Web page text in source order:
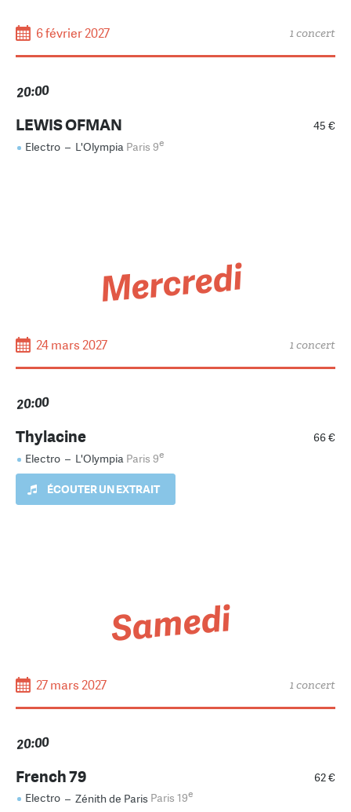
6 février 2027 1 concert
20:00
45 €
LEWIS OFMAN
Electro – L'Olympia Paris 9e
Mercredi
24 mars 2027 1 concert
20:00
66 €
Thylacine
Electro – L'Olympia Paris 9e
ÉCOUTER UN EXTRAIT
Samedi
27 mars 2027 1 concert
20:00
62 €
French 79
Electro – Zénith de Paris Paris 19e